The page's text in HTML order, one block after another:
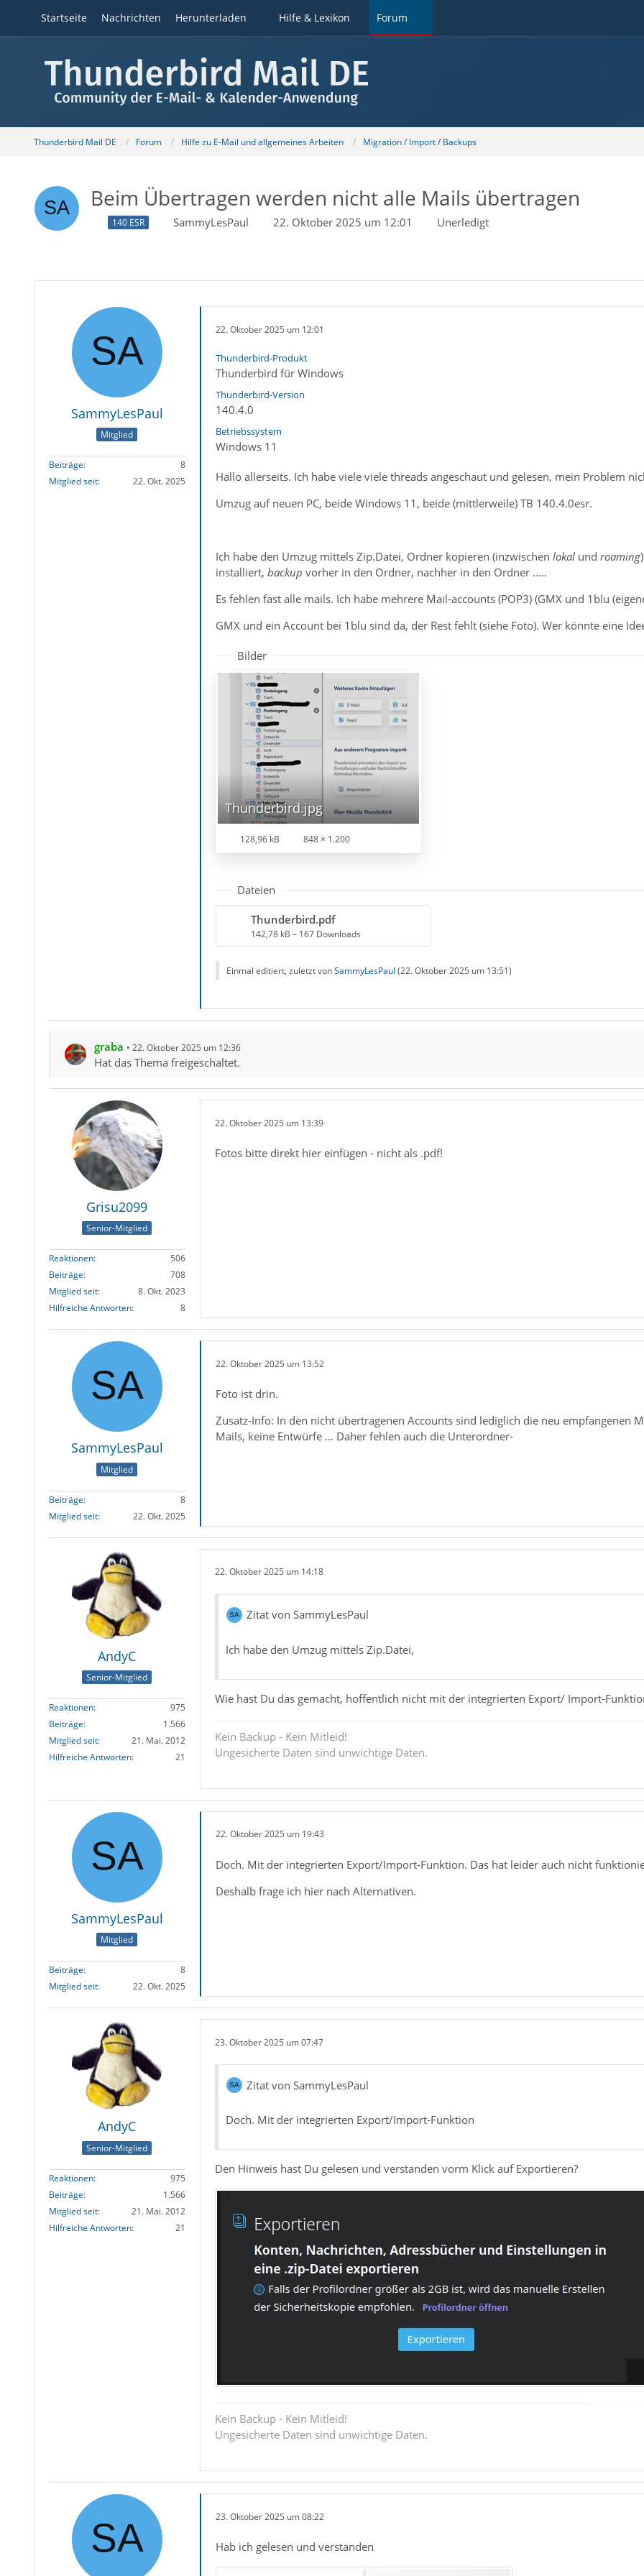
Startseite Nachrichten Herunterladen Hilfe & Lexikon Forum
Thunderbird Mail DE Forum Hilfe zu E-Mail und allgemeines Arbeiten Migration / Import / Backups
Beim Übertragen werden nicht alle Mails übertragen
140 ESR SammyLesPaul 22. Oktober 2025 um 12:01 Unerledigt
SammyLesPaul
Mitglied
Beiträge
8
Mitglied seit
22. Okt. 2025
22. Oktober 2025 um 12:01
Thunderbird-Produkt
Thunderbird für Windows
Thunderbird-Version
140.4.0
Betriebssystem
Windows 11
Hallo allerseits. Ich habe viele viele threads angeschaut und gelesen, mein Problem
Umzug auf neuen PC, beide Windows 11, beide (mittlerweile) TB 140.4.0esr.
Ich habe den Umzug mittels Zip.Datei, Ordner kopieren (inzwischen lokalund roaming
installiert, backup vorher in den Ordner, nachher in den Ordner .....
Es fehlen fast alle mails. Ich habe mehrere Mail-accounts (POP3) (GMX und 1blu
GMX und ein Account bei 1blu sind da, der Rest fehlt (siehe Foto). Wer könnte eine
Bilder
Thunderbird.jpg
128,96 kB 848 × 1.200
Dateien
Thunderbird.pdf
142,78 kB – 167 Downloads
Einmal editiert, zuletzt vonSammyLesPaul (22. Oktober 2025 um 13:51)
graba 22. Oktober 2025 um 12:36
Hat das Thema freigeschaltet.
Grisu2099
Senior-Mitglied
Reaktionen
506
Beiträge
708
Mitglied seit
8. Okt. 2023
Hilfreiche Antworten
8
22. Oktober 2025 um 13:39
Fotos bitte direkt hier einfügen - nicht als .pdf!
SammyLesPaul
Mitglied
Beiträge
8
Mitglied seit
22. Okt. 2025
22. Oktober 2025 um 13:52
Foto ist drin.
Zusatz-Info: In den nicht übertragenen Accounts sind lediglich die neu empfangenen
Mails, keine Entwürfe ... Daher fehlen auch die Unterordner-
AndyC
Senior-Mitglied
Reaktionen
975
Beiträge
1.566
Mitglied seit
21. Mai. 2012
Hilfreiche Antworten
21
22. Oktober 2025 um 14:18
Zitat von SammyLesPaul
Ich habe den Umzug mittels Zip.Datei,
Wie hast Du das gemacht, hoffentlich nicht mit der integrierten Export/ Import-
Kein Backup - Kein Mitleid!
Ungesicherte Daten sind unwichtige Daten.
SammyLesPaul
Mitglied
Beiträge
8
Mitglied seit
22. Okt. 2025
22. Oktober 2025 um 19:43
Doch. Mit der integrierten Export/Import-Funktion. Das hat leider auch nicht
Deshalb frage ich hier nach Alternativen.
AndyC
Senior-Mitglied
Reaktionen
975
Beiträge
1.566
Mitglied seit
21. Mai. 2012
Hilfreiche Antworten
21
23. Oktober 2025 um 07:47
Zitat von SammyLesPaul
Doch. Mit der integrierten Export/Import-Funktion
Den Hinweis hast Du gelesen und verstanden vorm Klick auf Exportieren?
Kein Backup - Kein Mitleid!
Ungesicherte Daten sind unwichtige Daten.
23. Oktober 2025 um 08:22
Hab ich gelesen und verstanden